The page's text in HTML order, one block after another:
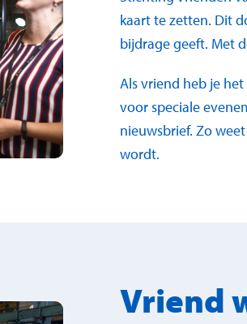
kaart te zetten. Dit
bijdrage geeft. Met
Als vriend heb je
voor speciale
nieuwsbrief. Zo
wordt.
Vriend